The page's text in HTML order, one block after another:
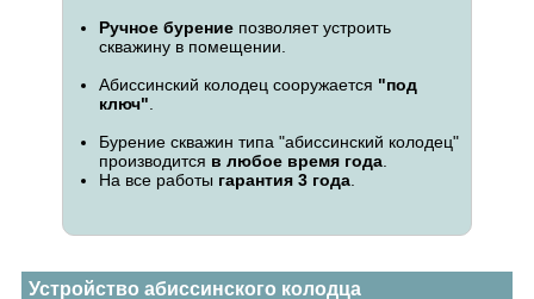
Ручное бурениепозволяет устроить
скважину в помещении.
Абиссинский колодец сооружается "под
ключ"
Бурение скважин типа "абиссинский колодец"
производится в любое время года.
На все работы гарантия 3 года.
Устройство абиссинского колодца